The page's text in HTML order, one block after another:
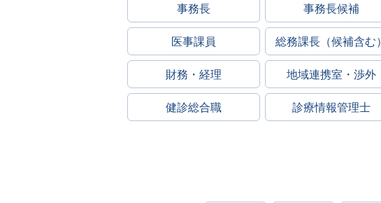
事務長 事務長候補
医事課員 総務課長（候補含む）
財務・経理 地域連携室・渉外
健診総合職 診療情報管理士